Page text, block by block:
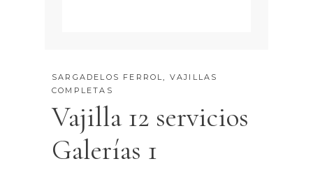
SARGADELOS FERROL, VAJILLAS
COMPLETAS
Vajilla 12 servicios
Galerías 1